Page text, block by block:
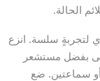
الحالة.
لتجربةٍ سلسة. انزع
بفضل مستشعر
سماعتين. ضع